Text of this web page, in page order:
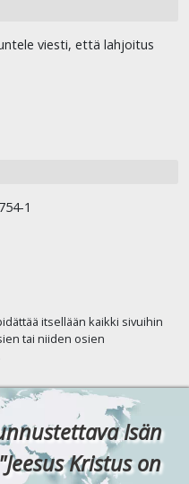
viesti, että lahjoitus
1
itsellään kaikki sivuihin
tai niiden osien
Isän
Kristus on